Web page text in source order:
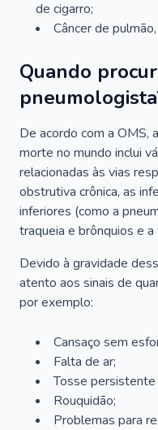
de cigarro;
Câncer de
Quando
De acordo com a OMS,
morte no mundo inclui
relacionadas às vias
obstrutiva crônica, as
inferiores (como a
traqueia e brônquios e
Devido à gravidade
atento aos sinais de
por exemplo:
Cansaço sem
Falta de ar;
Tosse persistente
Rouquidão;
Problemas para